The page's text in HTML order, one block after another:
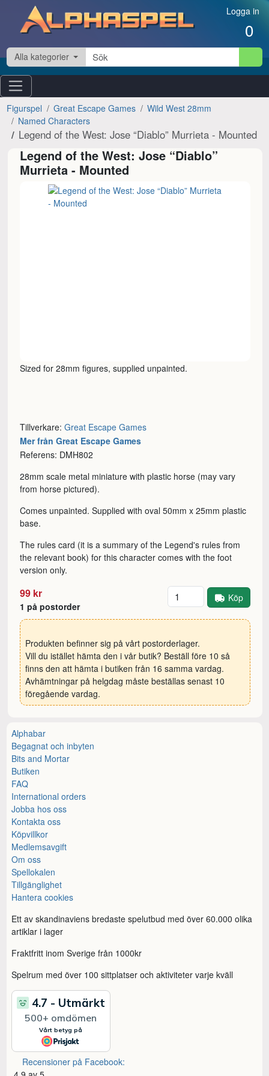
Hoppa till innehåll Logga in
0
Alla kategorier
Figurspel Great Escape Games
Wild West 28mm
Named Characters
Legend of the West: Jose “Diablo” Murrieta - Mounted
Legend of the West: Jose “Diablo”
Murrieta - Mounted
Sized for 28mm figures, supplied unpainted.
Tillverkare:Great Escape Games
Mer från Great Escape Games
Referens: DMH802
28mm scale metal miniature with plastic horse (may vary
from horse pictured).
Comes unpainted. Supplied with oval 50mm x 25mm plastic
base.
The rules card (it is a summary of the Legend's rules from
the relevant book) for this character comes with the foot
version only.
99 kr
1 på postorder
Antal Köp
Produkten befinner sig på vårt postorderlager.
Vill du istället hämta den i vår butik? Beställ före 10 så
finns den att hämta i butiken från 16 samma vardag.
Avhämtningar på helgdag måste beställas senast 10
föregående vardag.
Alphabar
Begagnat och inbyten
Bits and Mortar
Butiken
FAQ
International orders
Jobba hos oss
Kontakta oss
Köpvillkor
Medlemsavgift
Om oss
Spellokalen
Tillgänglighet
Hantera cookies
Ett av skandinaviens bredaste spelutbud med över 60.000 olika
artiklar i lager
Fraktfritt inom Sverige från 1000kr
Spelrum med över 100 sittplatser och aktiviteter varje kväll
Recensioner på Facebook: